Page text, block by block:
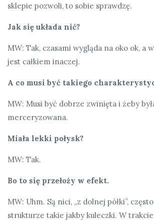
sklepie pozwoli, to sobie sprawdzę.
Jak się układa nić?
MW: Tak, czasami wygląda na oko ok, a
jest całkiem inaczej.
A co musi być takiego
MW: Musi być dobrze zwinięta i żeby
merceryzowana.
Miała lekki połysk?
MW: Tak.
Bo to się przełoży w efekt.
MW: Uhm. Są nici, „z dolnej półki”,
strukturze takie jakby kuleczki. W